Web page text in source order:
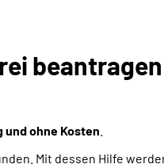
und ohne Kosten
Mit dessen Hilfe